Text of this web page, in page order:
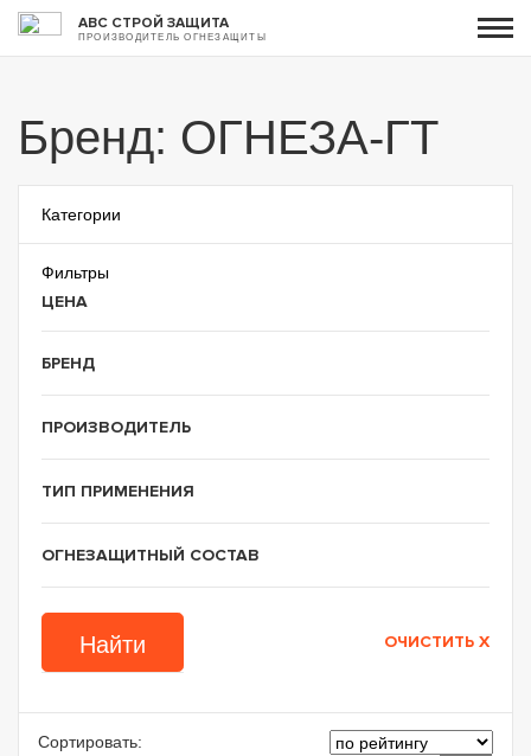
АВС СТРОЙ ЗАЩИТА
ПРОИЗВОДИТЕЛЬ ОГНЕЗАЩИТЫ
Бренд: ОГНЕЗА-ГТ
Категории
Фильтры
ЦЕНА
БРЕНД
ПРОИЗВОДИТЕЛЬ
ТИП ПРИМЕНЕНИЯ
ОГНЕЗАЩИТНЫЙ СОСТАВ
Сортировать: